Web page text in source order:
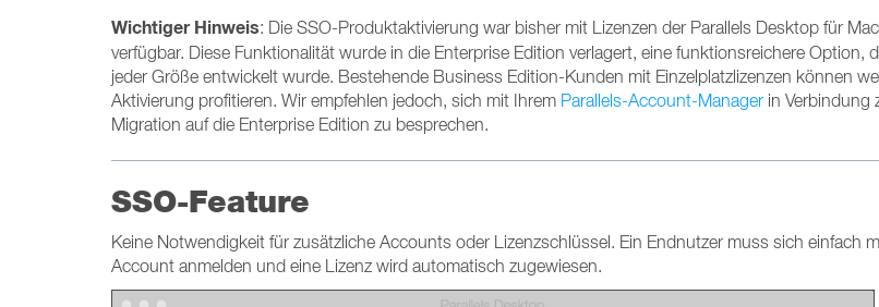
Wichtiger Hinweis: Die SSO-Produktaktivierung war bisher mit Lizenzen der Parallels Desktop für
verfügbar. Diese Funktionalität wurde in die Enterprise Edition verlagert, eine funktionsreichere Option,
jeder Größe entwickelt wurde. Bestehende Business Edition-Kunden mit Einzelplatzlizenzen können
Aktivierung profitieren. Wir empfehlen jedoch, sich mit Ihrem Parallels-Account-Manager in Verbindung
Migration auf die Enterprise Edition zu besprechen.
SSO-Feature
Keine Notwendigkeit für zusätzliche Accounts oder Lizenzschlüssel. Ein Endnutzer muss sich einfach
Account anmelden und eine Lizenz wird automatisch zugewiesen.